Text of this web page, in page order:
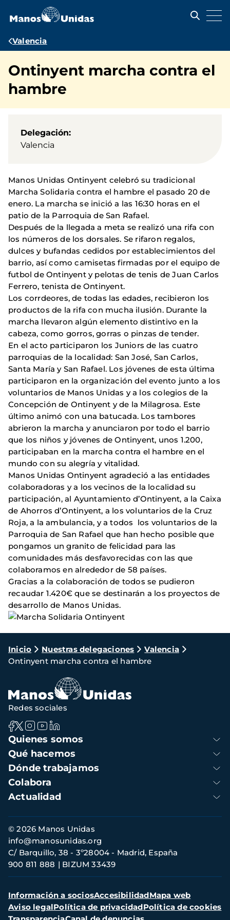
contenido
Ruta
navegación
Valencia
Ontinyent marcha contra el
hambre
Delegación
Valencia
Manos Unidas Ontinyent celebró su tradicional
Marcha Solidaria contra el hambre el pasado 20 de
enero. La marcha se inició a las 16:30 horas en el
patio de la Parroquia de San Rafael.
Después de la llegada a meta se realizó una rifa con
los números de los dorsales. Se rifaron regalos,
dulces y bufandas cedidos por establecimientos del
barrio, así como camisetas firmadas por el equipo de
futbol de Ontinyent y pelotas de tenis de Juan Carlos
Ferrero, tenista de Ontinyent.
Los corrdeores, de todas las edades, recibieron los
productos de la rifa con mucha ilusión. Durante la
marcha llevaron algún elemento distintivo en la
cabeza, como gorros, gorras o pinzas de tender.
En el acto participaron los Juniors de las cuatro
parroquias de la localidad: San José, San Carlos,
Santa María y San Rafael. Los jóvenes de esta última
participaron en la organización del evento junto a los
voluntarios de Manos Unidas y a los colegios de la
Concepción de Ontinyent y de la Milagrosa. Este
último animó con una batucada. Los tambores
abrieron la marcha y anunciaron por todo el barrio
que los niños y jóvenes de Ontinyent, unos 1.200,
participaban en la marcha contra el hambre en el
mundo con su alegría y vitalidad.
Manos Unidas Ontinyent agradeció a las entidades
colaboradoras y a los vecinos de la localidad su
participación, al Ayuntamiento d’Ontinyent, a la Caixa
de Ahorros d’Ontinyent, a los voluntarios de la Cruz
Roja, a la ambulancia, y a todos los voluntarios de la
Parroquia de San Rafael que han hecho posible que
pongamos un granito de felicidad para las
comunidades más desfavorecidas con las que
colaboramos en alrededor de 58 países.
Gracias a la colaboración de todos se pudieron
recaudar 1.420€ que se destinarán a los proyectos de
desarrollo de Manos Unidas.
Ruta
de
navegación
Inicio Nuestras delegaciones
Valencia
Ontinyent marcha contra el hambre
Navegación
principal
Quienes somos
Qué hacemos
Dónde trabajamos
Colabora
Actualidad
Redes sociales
Información
de
contacto
© 2026 Manos Unidas
C/ Barquillo, 38 - 3º28004 - Madrid, España
900 811 888
BIZUM 33439
info@manosunidas.org
Menú
secundario
Información a sociosAccesibilidadMapa web
Aviso legalPolítica de privacidadPolítica de cookies